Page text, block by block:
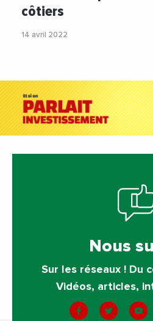
côtiers
14 avril 2022
Nous
Sur les réseaux ! Du
Vidéos, articles,